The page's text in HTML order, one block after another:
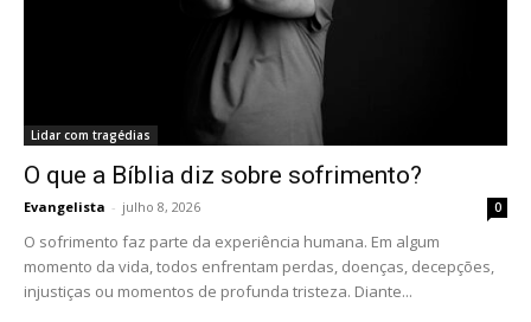
Lidar com tragédias
O que a Bíblia diz sobre sofrimento?
Evangelista - julho 8, 2026 0
O sofrimento faz parte da experiência humana. Em algum
momento da vida, todos enfrentam perdas, doenças, decepções,
injustiças ou momentos de profunda tristeza. Diante...